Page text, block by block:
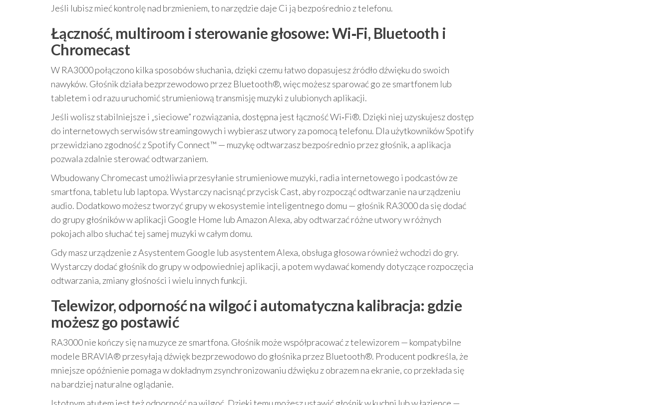
Jeśli lubisz mieć kontrolę nad brzmieniem, to narzędzie daje Ci ją bezpośrednio z telefonu.
Łączność, multiroom i sterowanie głosowe: Wi‑Fi, Bluetooth i
Chromecast
W RA3000 połączono kilka sposobów słuchania, dzięki czemu łatwo dopasujesz źródło dźwięku do swoich
nawyków. Głośnik działa bezprzewodowo przez Bluetooth®, więc możesz sparować go ze smartfonem lub
tabletem i od razu uruchomić strumieniową transmisję muzyki z ulubionych aplikacji.
Jeśli wolisz stabilniejsze i „sieciowe” rozwiązania, dostępna jest łączność Wi‑Fi®. Dzięki niej uzyskujesz dostęp
do internetowych serwisów streamingowych i wybierasz utwory za pomocą telefonu. Dla użytkowników Spotify
przewidziano zgodność z Spotify Connect™ — muzykę odtwarzasz bezpośrednio przez głośnik, a aplikacja
pozwala zdalnie sterować odtwarzaniem.
Wbudowany Chromecast umożliwia przesyłanie strumieniowe muzyki, radia internetowego i podcastów ze
smartfona, tabletu lub laptopa. Wystarczy nacisnąć przycisk Cast, aby rozpocząć odtwarzanie na urządzeniu
audio. Dodatkowo możesz tworzyć grupy w ekosystemie inteligentnego domu — głośnik RA3000 da się dodać
do grupy głośników w aplikacji Google Home lub Amazon Alexa, aby odtwarzać różne utwory w różnych
pokojach albo słuchać tej samej muzyki w całym domu.
Gdy masz urządzenie z Asystentem Google lub asystentem Alexa, obsługa głosowa również wchodzi do gry.
Wystarczy dodać głośnik do grupy w odpowiedniej aplikacji, a potem wydawać komendy dotyczące rozpoczęcia
odtwarzania, zmiany głośności i wielu innych funkcji.
Telewizor, odporność na wilgoć i automatyczna kalibracja: gdzie
możesz go postawić
RA3000 nie kończy się na muzyce ze smartfona. Głośnik może współpracować z telewizorem — kompatybilne
modele BRAVIA® przesyłają dźwięk bezprzewodowo do głośnika przez Bluetooth®. Producent podkreśla, że
mniejsze opóźnienie pomaga w dokładnym zsynchronizowaniu dźwięku z obrazem na ekranie, co przekłada się
na bardziej naturalne oglądanie.